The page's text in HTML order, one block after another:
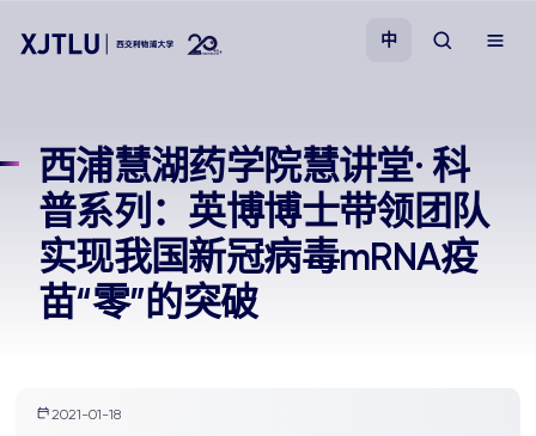
招生
科研
校园生活
中
西浦慧湖药学院慧讲堂· 科
普系列：英博博士带领团队
实现我国新冠病毒mRNA疫
苗“零”的突破
2021-01-18